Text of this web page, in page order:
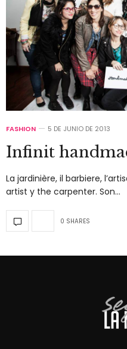
FASHION 5 DE JUNIO DE 2013
Infinit
La jardinière, il barbiere,
artist y the carpenter. Son…
0 SHARES